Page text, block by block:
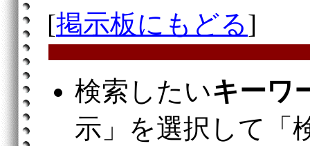
[掲示板にもどる]
検索したいキーワ
示」を選択して「